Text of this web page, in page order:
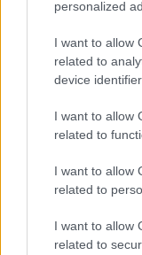
personalized
I want to allow
related to
device
I want to allow
related to
I want to allow
related to
I want to allow
related to